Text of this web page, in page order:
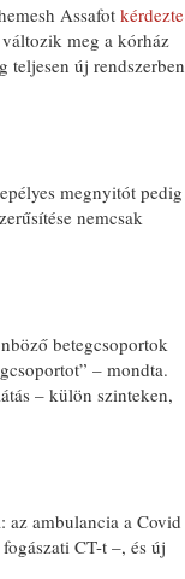
Assafot kérdezte
meg a kórház
teljesen új rendszerben
megnyitót pedig
nemcsak
betegcsoportok
– mondta.
– külön szinteken,
az ambulancia a Covid
CT-t –, és új